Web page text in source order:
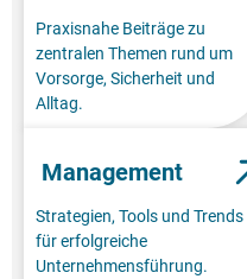
Praxisnahe Beiträge zu
zentralen Themen rund um
Vorsorge, Sicherheit und
Alltag.
Management
Strategien, Tools und Trends
für erfolgreiche
Unternehmensführung.